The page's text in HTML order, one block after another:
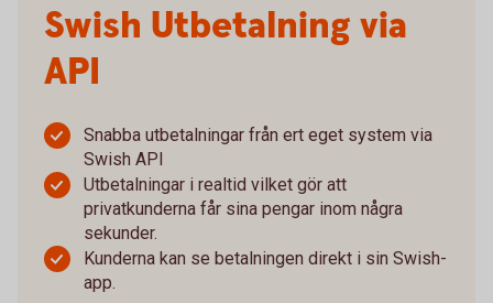
Swish Utbetalning via
API
Snabba utbetalningar från ert eget system via
Swish API
Utbetalningar i realtid vilket gör att
privatkunderna får sina pengar inom några
sekunder.
Kunderna kan se betalningen direkt i sin Swish-
app.